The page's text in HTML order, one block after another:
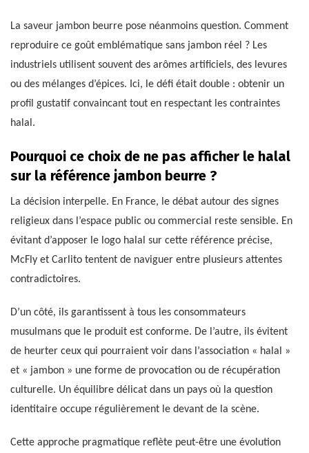
La saveur jambon beurre pose néanmoins question. Comment
reproduire ce goût emblématique sans jambon réel ? Les
industriels utilisent souvent des arômes artificiels, des levures
ou des mélanges d’épices. Ici, le défi était double : obtenir un
profil gustatif convaincant tout en respectant les contraintes
halal.
Pourquoi ce choix de ne pas afficher le halal
sur la référence jambon beurre ?
La décision interpelle. En France, le débat autour des signes
religieux dans l’espace public ou commercial reste sensible. En
évitant d’apposer le logo halal sur cette référence précise,
McFly et Carlito tentent de naviguer entre plusieurs attentes
contradictoires.
D’un côté, ils garantissent à tous les consommateurs
musulmans que le produit est conforme. De l’autre, ils évitent
de heurter ceux qui pourraient voir dans l’association « halal »
et « jambon » une forme de provocation ou de récupération
culturelle. Un équilibre délicat dans un pays où la question
identitaire occupe régulièrement le devant de la scène.
Cette approche pragmatique reflète peut-être une évolution